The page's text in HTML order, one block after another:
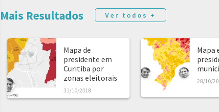
Mais Resultados Ver todos +
Mapa de
presidente em
Curitiba por
zonas eleitorais
31/10/2018
Mapa
28/10/